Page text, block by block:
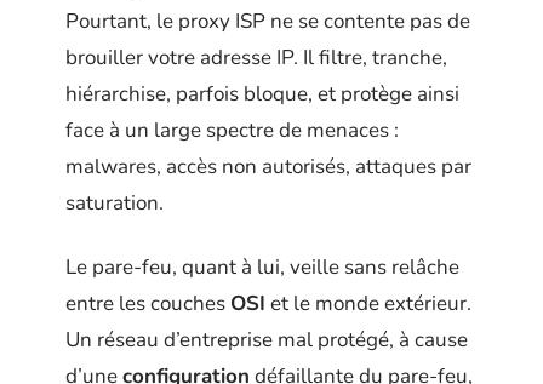
Pourtant, le proxy ISP ne se contente pas de
brouiller votre adresse IP. Il filtre, tranche,
hiérarchise, parfois bloque, et protège ainsi
face à un large spectre de menaces :
malwares, accès non autorisés, attaques par
saturation.
Le pare-feu, quant à lui, veille sans relâche
entre les couches OSI et le monde extérieur.
Un réseau d’entreprise mal protégé, à cause
d’uneconfiguration défaillante du pare-feu,